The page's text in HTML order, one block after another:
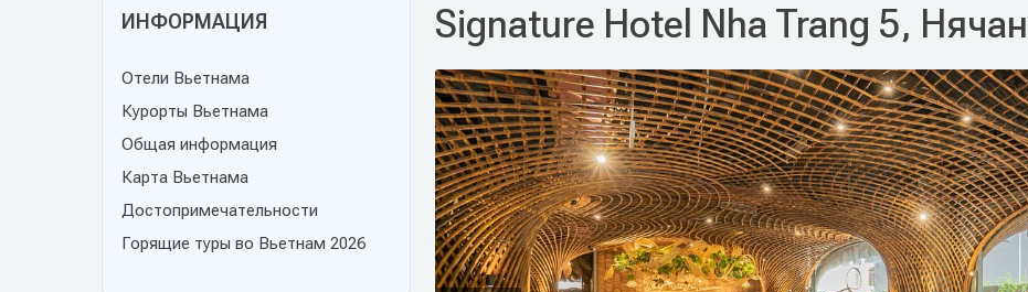
ИНФОРМАЦИЯ
Отели Вьетнама
Курорты Вьетнама
Общая информация
Карта Вьетнама
Достопримечательности
Горящие туры во Вьетнам 2026
Signature Hotel Nha Trang 5,